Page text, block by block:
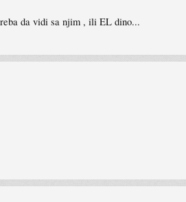
da vidi sa njim , ili EL dino...